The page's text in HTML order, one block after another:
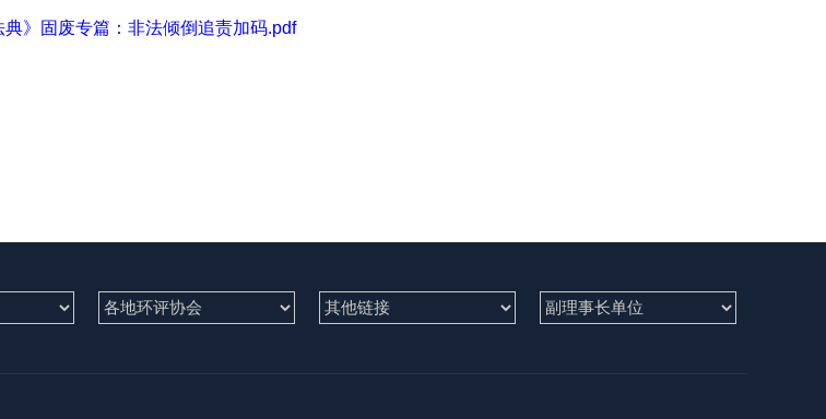
》固废专篇：非法倾倒追责加码.pdf